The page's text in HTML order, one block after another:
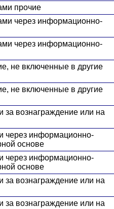
прочие
через информационно-
через информационно-
не включенные в другие
не включенные в другие
за вознаграждение или на
через информационно-
основе
через информационно-
основе
за вознаграждение или на
за вознаграждение или на